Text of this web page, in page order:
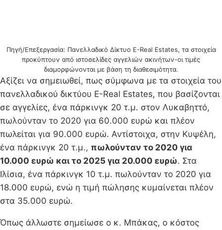
Πηγή/Επεξεργασία: Πανελλαδικό Δίκτυο E-Real Estates, τα στοιχεία
προκύπτουν από ιστοσελίδες αγγελιών ακινήτων-οι τιμές
διαμορφώνονται με βάση τη διαθεσιμότητα.
Αξίζει να σημειωθεί, πως σύμφωνα με τα στοιχεία του
πανελλαδικού δικτύου E-Real Estates, που βασίζονται
σε αγγελίες, ένα πάρκινγκ 20 τ.μ. στον Λυκαβηττό,
πωλούνταν το 2020 για 60.000 ευρώ και πλέον
πωλείται για 90.000 ευρώ. Αντίστοιχα, στην Κυψέλη,
ένα πάρκινγκ 20 τ.μ., πωλούνταν το 2020 για
10.000 ευρώ και το 2025 για 20.000 ευρώ. Στα
Ιλίσια, ένα πάρκινγκ 10 τ.μ. πωλούνταν το 2020 για
18.000 ευρώ, ενώ η τιμή πώλησης κυμαίνεται πλέον
στα 35.000 ευρώ.
Όπως άλλωστε σημείωσε ο κ. Μπάκας, ο κόστος